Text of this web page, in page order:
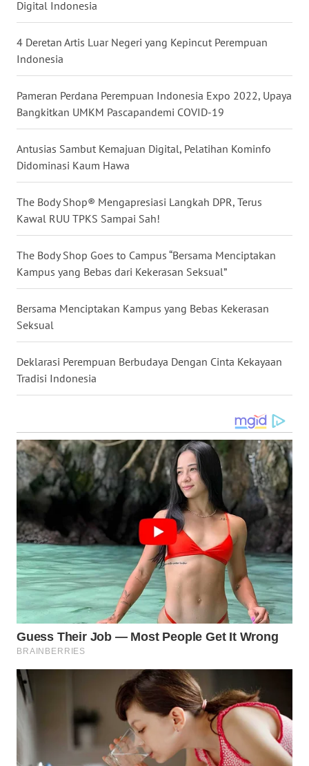
Digital Indonesia
4 Deretan Artis Luar Negeri yang Kepincut Perempuan
Indonesia
Pameran Perdana Perempuan Indonesia Expo 2022, Upaya
Bangkitkan UMKM Pascapandemi COVID-19
Antusias Sambut Kemajuan Digital, Pelatihan Kominfo
Didominasi Kaum Hawa
The Body Shop® Mengapresiasi Langkah DPR, Terus
Kawal RUU TPKS Sampai Sah!
The Body Shop Goes to Campus “Bersama Menciptakan
Kampus yang Bebas dari Kekerasan Seksual”
Bersama Menciptakan Kampus yang Bebas Kekerasan
Seksual
Deklarasi Perempuan Berbudaya Dengan Cinta Kekayaan
Tradisi Indonesia
NUSANTARA
WN
JOGJA
WN
JATIM
WN
BALI
WN
WN
WN
KALTIM
WN
SULSEL
WN
GORONTALO
WN
SULUT
WN
MALUKU
DAIRI